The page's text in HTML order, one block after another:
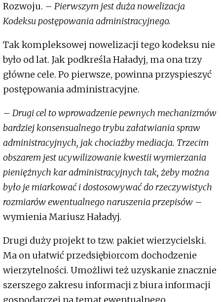
Rozwoju. – Pierwszym jest duża nowelizacja
Kodeksu postępowania administracyjnego.
Tak kompleksowej nowelizacji tego kodeksu nie
było od lat. Jak podkreśla Haładyj, ma ona trzy
główne cele. Po pierwsze, powinna przyspieszyć
postępowania administracyjne.
– Drugi cel to wprowadzenie pewnych mechanizmów
bardziej konsensualnego trybu załatwiania spraw
administracyjnych, jak chociażby mediacja. Trzecim
obszarem jest ucywilizowanie kwestii wymierzania
pieniężnych kar administracyjnych tak, żeby można
było je miarkować i dostosowywać do rzeczywistych
rozmiarów ewentualnego naruszenia przepisów –
wymienia Mariusz Haładyj.
Drugi duży projekt to tzw. pakiet wierzycielski.
Ma on ułatwić przedsiębiorcom dochodzenie
wierzytelności. Umożliwi też uzyskanie znacznie
szerszego zakresu informacji z biura informacji